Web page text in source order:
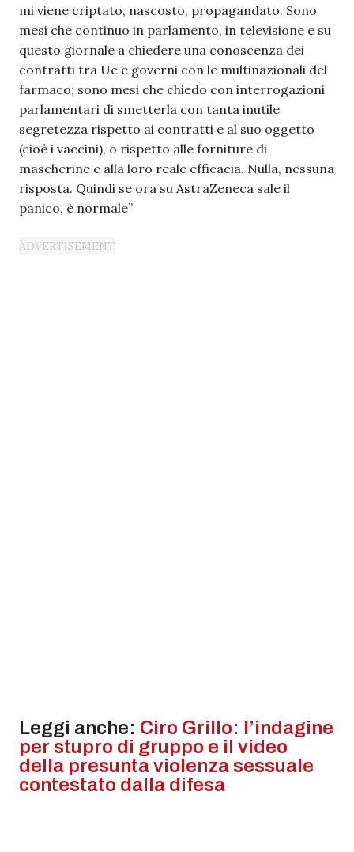
mi viene criptato, nascosto, propagandato. Sono
mesi che continuo in parlamento, in televisione e su
questo giornale a chiedere una conoscenza dei
contratti tra Ue e governi con le multinazionali del
farmaco; sono mesi che chiedo con interrogazioni
parlamentari di smetterla con tanta inutile
segretezza rispetto ai contratti e al suo oggetto
(cioé i vaccini), o rispetto alle forniture di
mascherine e alla loro reale efficacia. Nulla, nessuna
risposta. Quindi se ora su AstraZeneca sale il
panico, è normale”
Leggi anche: Ciro Grillo: l’indagine
per stupro di gruppo e il video
della presunta violenza sessuale
contestato dalla difesa